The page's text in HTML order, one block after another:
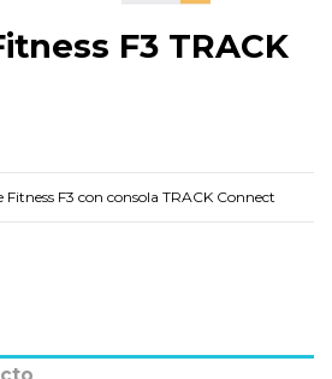
F3 TRACK
F3 con consola TRACK Connect